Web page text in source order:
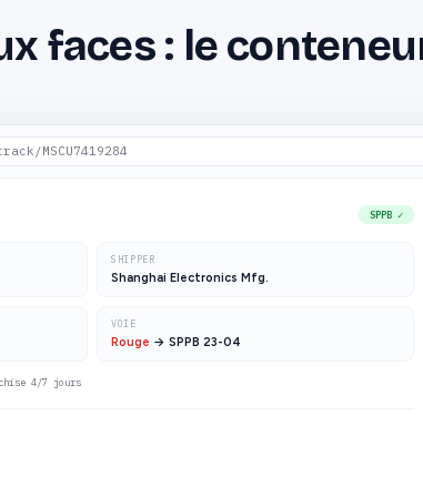
faces : le
MSCU7419284
SPPB ✓
SHIPPER
Shanghai Electronics Mfg.
VOIE
Rouge → SPPB 23-04
4/7 jours